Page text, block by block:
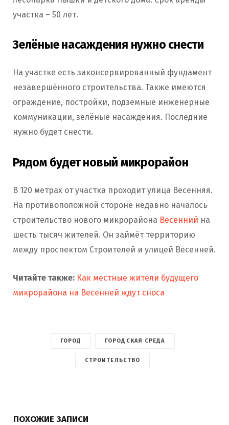
участка – 50 лет.
Зелёные насаждения нужно снести
На участке есть законсервированный фундамент
незавершённого строительства. Также имеются
ограждение, постройки, подземные инженерные
коммуникации, зелёные насаждения. Последние
нужно будет снести.
Рядом будет новый микрорайон
В 120 метрах от участка проходит улица Весенняя.
На противоположной стороне недавно началось
строительство нового микрорайона Весенний на
шесть тысяч жителей. Он займёт территорию
между проспектом Строителей и улицей Весенней.
Читайте также: Как местные жители будущего
микрорайона на Весенней ждут сноса
ГОРОД ГОРОДСКАЯ СРЕДА
СТРОИТЕЛЬСТВО
ПОХОЖИЕ ЗАПИСИ